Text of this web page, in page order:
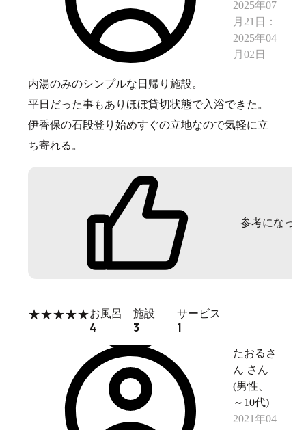
2025年07
月21日
：
2025年04
月02日
内湯のみのシンプルな日帰り施設。
平日だった事もありほぼ貸切状態で入浴できた。
伊香保の石段登り始めすぐの立地なので気軽に立
ち寄れる。
参考になった
★★★★★お風呂
4
施設
3
サービス
1
たおるさ
ん さん
(男性
～10代)
2021年04